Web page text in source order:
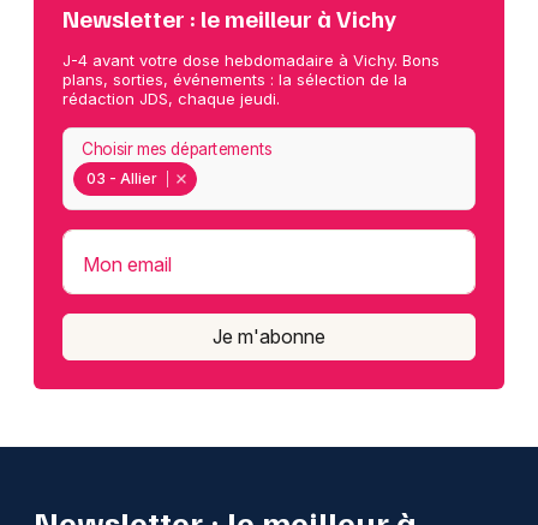
Newsletter : le meilleur à Vichy
J-4 avant votre dose hebdomadaire à Vichy. Bons
plans, sorties, événements : la sélection de la
rédaction JDS, chaque jeudi.
03 - Allier
Choisir mes départements
Mon email
Je m'abonne